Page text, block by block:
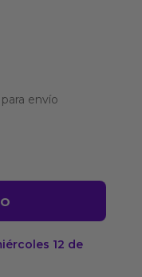
para envío
12 de